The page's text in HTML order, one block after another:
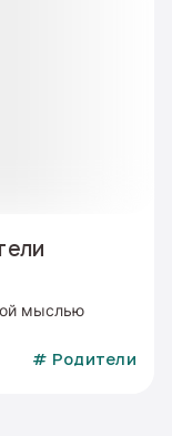
мыслью
# Родители